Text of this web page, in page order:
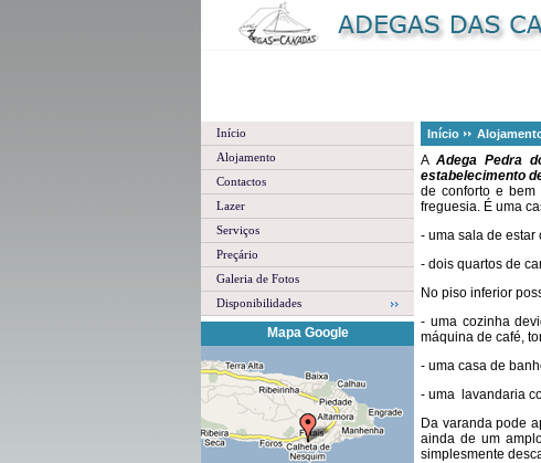
Início
Alojamento
Contactos
Lazer
Serviços
Preçário
Galeria de Fotos
Disponibilidades
Mapa Google
Início
A Adega Pedra
estabelecimento
de conforto e bem
freguesia. É uma
- uma sala de estar
- dois quartos de
No piso inferior
- uma cozinha
máquina de café,
- uma casa de
- uma lavandaria
Da varanda pode
ainda de um
simplesmente